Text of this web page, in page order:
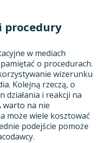
procedury
w mediach
o procedurach.
wizerunku
Kolejną rzeczą, o
działania i reakcji na
warto na nie
może wiele kosztować
podejście pomoże